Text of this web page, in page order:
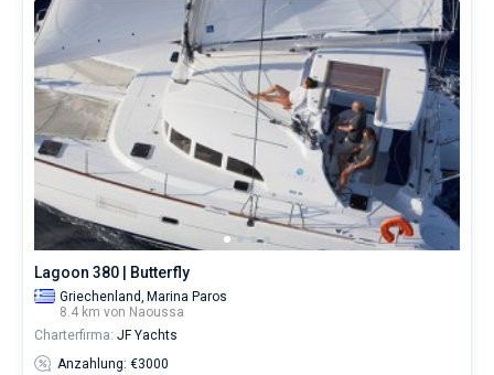
Lagoon 380 | Butterfly
Griechenland, Marina Paros
8.4 km von Naoussa
Charterfirma: JF Yachts
Anzahlung: €3000